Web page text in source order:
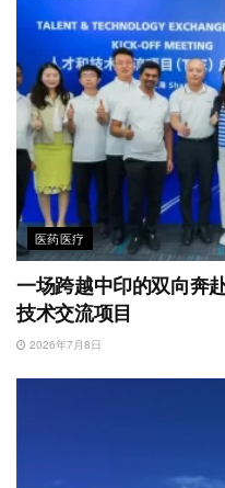
医药医疗
一场跨越中印的双向奔
技术交流项目
2026年7月8日